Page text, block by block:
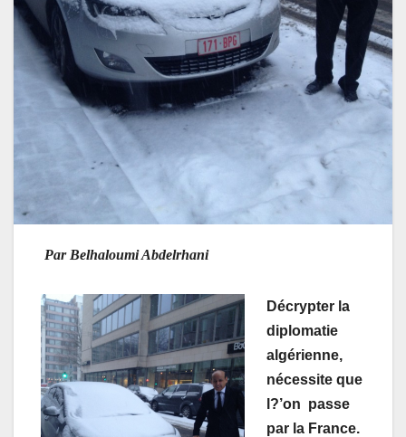
Par Belhaloumi Abdelrhani
Décrypter la
diplomatie
algérienne,
nécessite que
l?’on passe
par la France.